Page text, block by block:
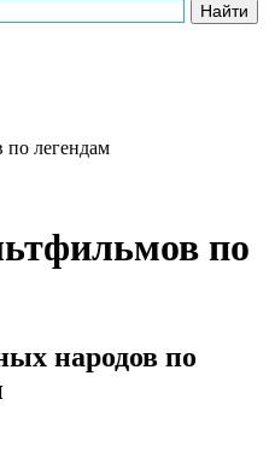
по легендам
по
народов по